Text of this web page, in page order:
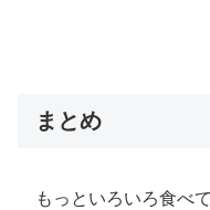
まとめ
もっといろいろ食べ